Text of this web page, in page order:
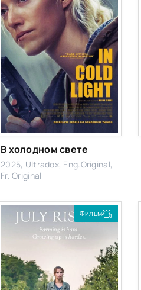
В холодном свете
2025, Ultradox, Eng.Original,
Fr. Original
Фильм